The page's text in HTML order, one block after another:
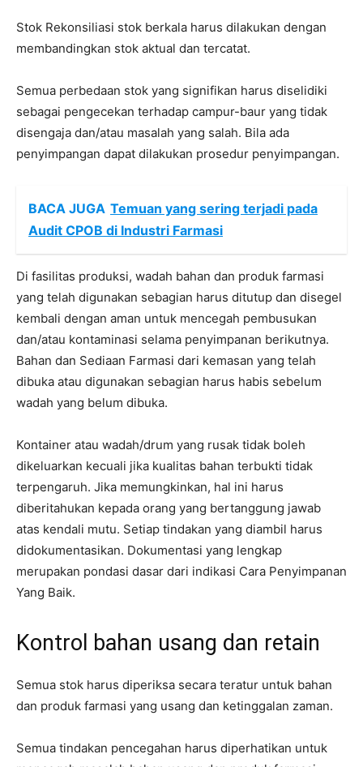
Stok Rekonsiliasi stok berkala harus dilakukan dengan
membandingkan stok aktual dan tercatat.
Semua perbedaan stok yang signifikan harus diselidiki
sebagai pengecekan terhadap campur-baur yang tidak
disengaja dan/atau masalah yang salah. Bila ada
penyimpangan dapat dilakukan prosedur penyimpangan.
BACA JUGA Temuan yang sering terjadi pada
Audit CPOB di Industri Farmasi
Di fasilitas produksi, wadah bahan dan produk farmasi
yang telah digunakan sebagian harus ditutup dan disegel
kembali dengan aman untuk mencegah pembusukan
dan/atau kontaminasi selama penyimpanan berikutnya.
Bahan dan Sediaan Farmasi dari kemasan yang telah
dibuka atau digunakan sebagian harus habis sebelum
wadah yang belum dibuka.
Kontainer atau wadah/drum yang rusak tidak boleh
dikeluarkan kecuali jika kualitas bahan terbukti tidak
terpengaruh. Jika memungkinkan, hal ini harus
diberitahukan kepada orang yang bertanggung jawab
atas kendali mutu. Setiap tindakan yang diambil harus
didokumentasikan. Dokumentasi yang lengkap
merupakan pondasi dasar dari indikasi Cara Penyimpanan
Yang Baik.
Kontrol bahan usang dan retain
Semua stok harus diperiksa secara teratur untuk bahan
dan produk farmasi yang usang dan ketinggalan zaman.
Semua tindakan pencegahan harus diperhatikan untuk